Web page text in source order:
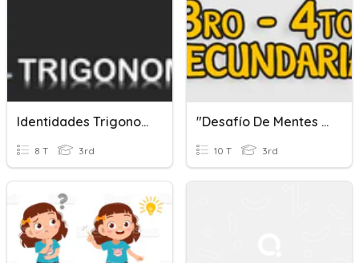
Identidades Trigonométricas
8 T 3rd
"Desafío De Mentes Mercedarias" Com - 3ero Y 4to Sec
10 T 3rd